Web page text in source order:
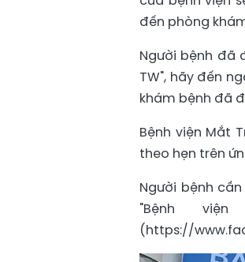
đến phòng
Người bệnh đã
TW", hãy đến
khám bệnh đã
Bệnh viện Mắt
theo hẹn trên
Người bệnh
"Bệnh
(https://